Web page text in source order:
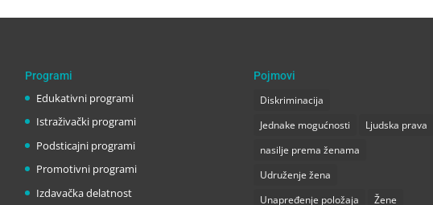
Programi
Edukativni programi
Istraživački programi
Podsticajni programi
Promotivni programi
Izdavačka delatnost
Pojmovi
Diskriminacija
Jednake mogućnosti
Ljudska prava
nasilje prema ženama
Udruženje žena
Unapređenje položaja
Žene